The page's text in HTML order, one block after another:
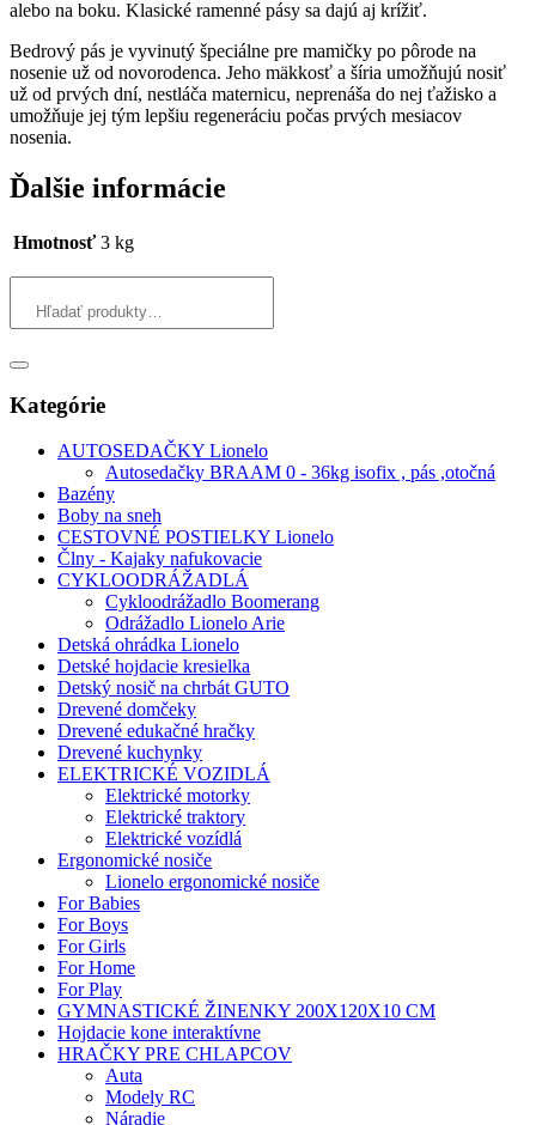
alebo na boku. Klasické ramenné pásy sa dajú aj krížiť.
Bedrový pás je vyvinutý špeciálne pre mamičky po pôrode na
nosenie už od novorodenca. Jeho mäkkosť a šíria umožňujú nosiť
už od prvých dní, nestláča maternicu, neprenáša do nej ťažisko a
umožňuje jej tým lepšiu regeneráciu počas prvých mesiacov
nosenia.
Ďalšie informácie
Hmotnosť 3 kg
Kategórie
AUTOSEDAČKY Lionelo
Autosedačky BRAAM 0 - 36kg isofix , pás ,otočná
Bazény
Boby na sneh
CESTOVNÉ POSTIELKY Lionelo
Člny - Kajaky nafukovacie
CYKLOODRÁŽADLÁ
Cykloodrážadlo Boomerang
Odrážadlo Lionelo Arie
Detská ohrádka Lionelo
Detské hojdacie kresielka
Detský nosič na chrbát GUTO
Drevené domčeky
Drevené edukačné hračky
Drevené kuchynky
ELEKTRICKÉ VOZIDLÁ
Elektrické motorky
Elektrické traktory
Elektrické vozídlá
Ergonomické nosiče
Lionelo ergonomické nosiče
For Babies
For Boys
For Girls
For Home
For Play
GYMNASTICKÉ ŽINENKY 200X120X10 CM
Hojdacie kone interaktívne
HRAČKY PRE CHLAPCOV
Auta
Modely RC
Náradie